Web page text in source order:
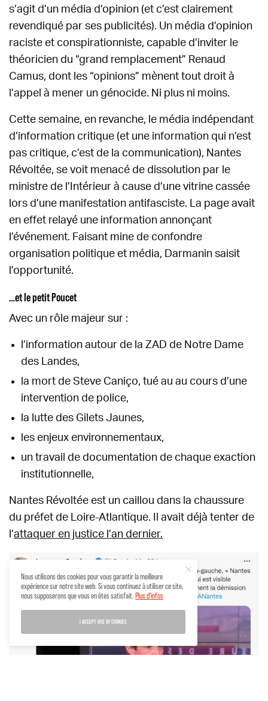
s’agit d’un média d’opinion (et c’est clairement
revendiqué par ses publicités). Un média d’opinion
raciste et conspirationniste, capable d’inviter le
théoricien du “grand remplacement” Renaud
Camus, dont les “opinions” mènent tout droit à
l’appel à mener un génocide. Ni plus ni moins.
Cette semaine, en revanche, le média indépendant
d’information critique (et une information qui n’est
pas critique, c’est de la communication), Nantes
Révoltée, se voit menacé de dissolution par le
ministre de l’Intérieur à cause d’une vitrine cassée
lors d’une manifestation antifasciste. La page avait
en effet relayé une information annonçant
l’événement. Faisant mine de confondre
organisation politique et média, Darmanin saisit
l’opportunité.
…et le petit Poucet
Avec un rôle majeur sur :
l’information autour de la ZAD de Notre Dame
des Landes,
la mort de Steve Caniço, tué au au cours d’une
intervention de police,
la lutte des Gilets Jaunes,
les enjeux environnementaux,
un travail de documentation de chaque exaction
institutionnelle,
Nantes Révoltée est un caillou dans la chaussure
du préfet de Loire-Atlantique. Il avait déjà tenter de
l’attaquer en justice l’an dernier.
Nous utilisons des cookies pour vous garantir la meilleure
expérience sur notre site web. Si vous continuez à utiliser ce site,
nous supposerons que vous en êtes satisfait.Plus d'infos
I ACCEPT USE OF COOKIES